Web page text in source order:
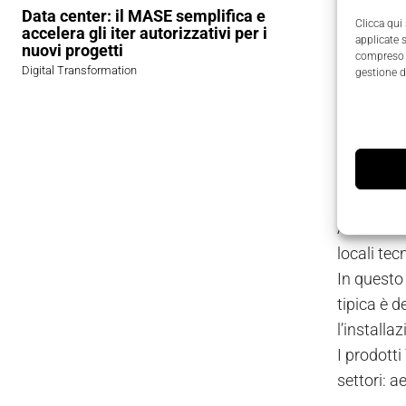
Clicca qui
applicate
gestione
Data center: il MASE semplifica e
accelera gli iter autorizzativi per i
nuovi progetti
Digital Transformation
Classe
I
leggeri
Il
nella
locali
In
tipica è
I prodotti
settori: